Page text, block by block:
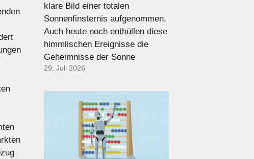
klare Bild einer totalen
Sonnenfinsternis aufgenommen.
Auch heute noch enthüllen diese
himmlischen Ereignisse die
Geheimnisse der Sonne
29. Juli 2026